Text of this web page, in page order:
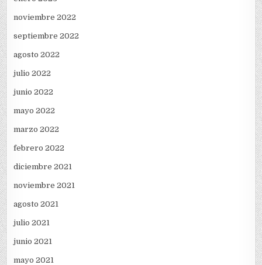
noviembre 2022
septiembre 2022
agosto 2022
julio 2022
junio 2022
mayo 2022
marzo 2022
febrero 2022
diciembre 2021
noviembre 2021
agosto 2021
julio 2021
junio 2021
mayo 2021